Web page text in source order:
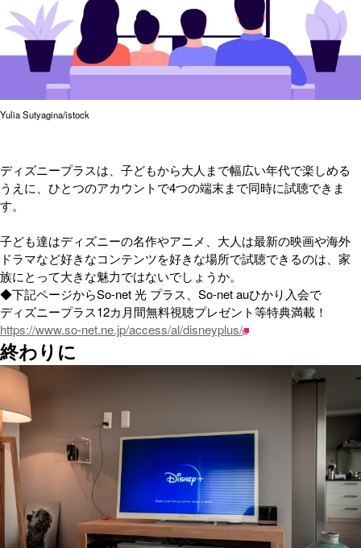
Yulia Sutyagina/istock
ディズニープラスは、子どもから大人まで幅広い年代で楽しめる
うえに、ひとつのアカウントで4つの端末まで同時に試聴できま
す。
子ども達はディズニーの名作やアニメ、大人は最新の映画や海外
ドラマなど好きなコンテンツを好きな場所で試聴できるのは、家
族にとって大きな魅力ではないでしょうか。
◆下記ページからSo-net 光 プラス、So-net auひかり入会で
ディズニープラス12カ月間無料視聴プレゼント等特典満載！
https://www.so-net.ne.jp/access/al/disneyplus/
終わりに